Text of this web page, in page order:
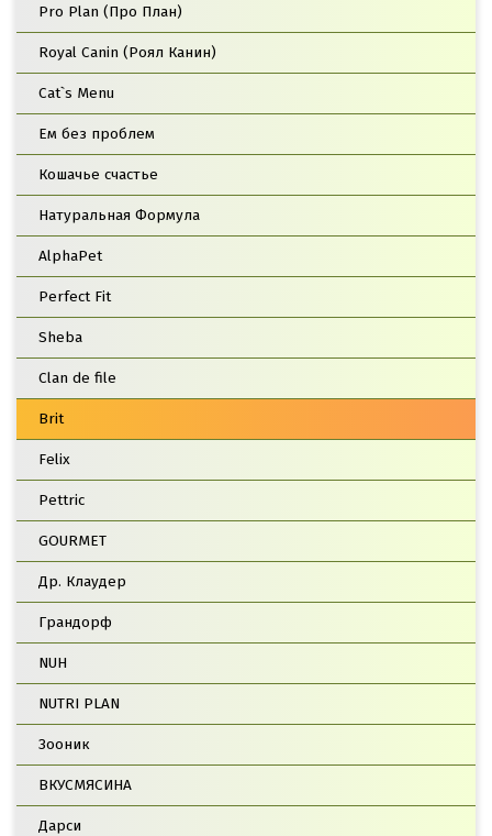
Pro Plan (Про План)
Royal Canin (Роял Канин)
Cat`s Menu
Ем без проблем
Кошачье счастье
Натуральная Формула
AlphaPet
Perfect Fit
Sheba
Clan de file
Brit
Felix
Pettric
GOURMET
Др. Клаудер
Грандорф
NUH
NUTRI PLAN
Зооник
ВКУСМЯСИНА
Дарси